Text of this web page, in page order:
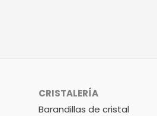
CRISTALERÍA
Barandillas de cristal